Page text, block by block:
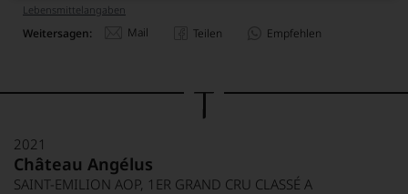
Lebensmittel­angaben
Weitersagen: Mail Teilen Empfehlen
2021
Château Angélus
SAINT-EMILION AOP, 1ER GRAND CRU CLASSÉ A